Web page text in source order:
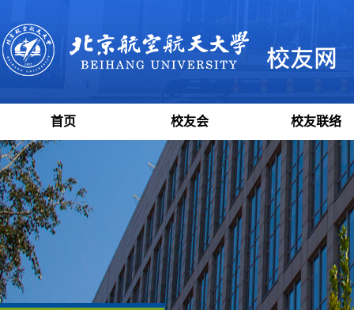
首页 校友会 校友联络